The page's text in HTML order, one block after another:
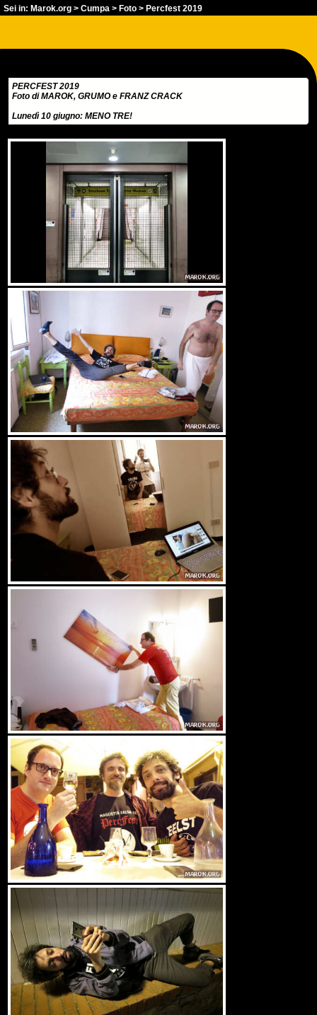
Sei in: Marok.org > Cumpa > Foto > Percfest 2019
PERCFEST 2019
Foto di MAROK, GRUMO e FRANZ CRACK
Lunedì 10 giugno: MENO TRE!